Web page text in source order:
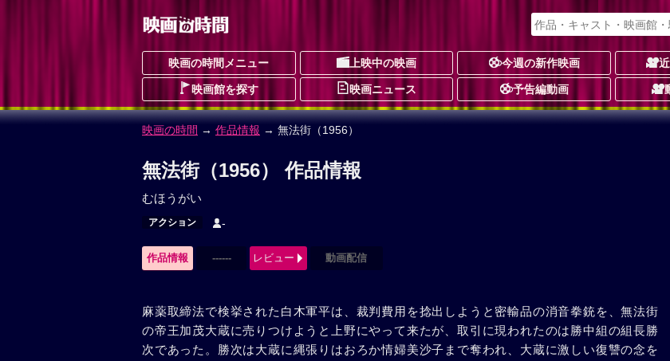
映画の時間メニュー 上映中の映画 今週の新作映画
映画館を探す 映画ニュース 予告編動画
映画の時間 → 作品情報 → 無法街（1956）
無法街（1956） 作品情報
むほうがい
アクション -
作品情報 ------ レビュー 動画配信
麻薬取締法で検挙された白木軍平は、裁判費用を捻出しようと密輸品の消音拳銃を、無法街
の帝王加茂大蔵に売りつけようと上野にやって来たが、取引に現われたのは勝中組の組長勝
次であった。勝次は大蔵に縄張りはおろか情婦美沙子まで奪われ、大蔵に激しい復讐の念を